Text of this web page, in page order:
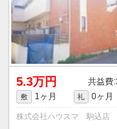
5.3万円
敷 1ヶ月 礼 0ヶ月
株式会社ハウスマ 駒込店